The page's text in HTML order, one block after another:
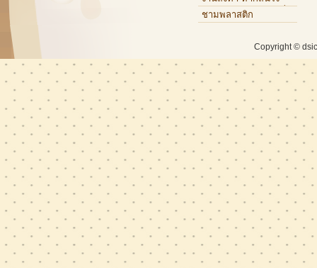
กรุณาติดต่อเจ้าหน้าที่
ชามพลาสติก
Copyright ©